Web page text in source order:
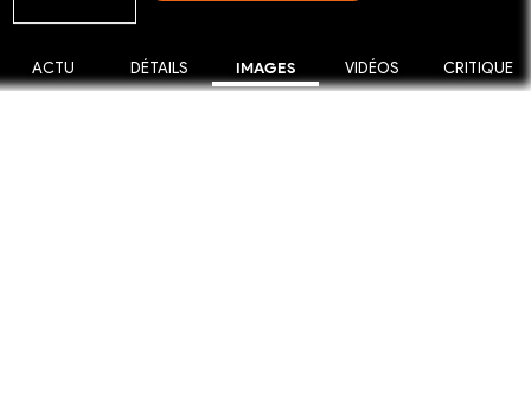
ACTU DÉTAILS IMAGES VIDÉOS CRITIQUE